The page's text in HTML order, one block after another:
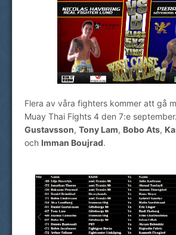
Flera av våra fighters kommer att gå
Muay Thai Fights 4 den 7:e
Gustavsson, Tony Lam, Bobo Ats,
och Imman Boujrad.